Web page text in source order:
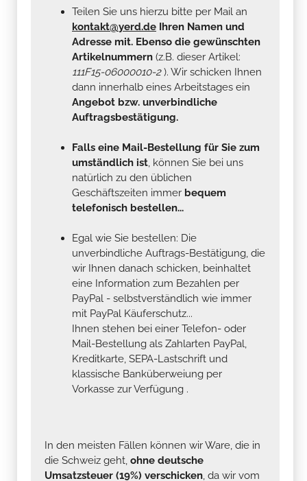
Teilen Sie uns hierzu bitte per Mail an
kontakt@yerd.de Ihren Namen und
Adresse mit. Ebenso die gewünschten
Artikelnummern (z.B. dieser Artikel:
111F15-06000010-2). Wir schicken Ihnen
dann innerhalb eines Arbeitstages ein
Angebot bzw. unverbindliche
Auftragsbestätigung.
Falls eine Mail-Bestellung für Sie zum
umständlich ist, können Sie bei uns
natürlich zu den üblichen
Geschäftszeiten immer bequem
telefonisch bestellen...
Egal wie Sie bestellen: Die
unverbindliche Auftrags-Bestätigung, die
wir Ihnen danach schicken, beinhaltet
eine Information zum Bezahlen per
PayPal - selbstverständlich wie immer
mit PayPal Käuferschutz...
Ihnen stehen bei einer Telefon- oder
Mail-Bestellung als Zahlarten PayPal,
Kreditkarte, SEPA-Lastschrift und
klassische Banküberweiung per
Vorkasse zur Verfügung .
In den meisten Fällen können wir Ware, die in
die Schweiz geht, ohne deutsche
Umsatzsteuer (19%) verschicken, da wir vom